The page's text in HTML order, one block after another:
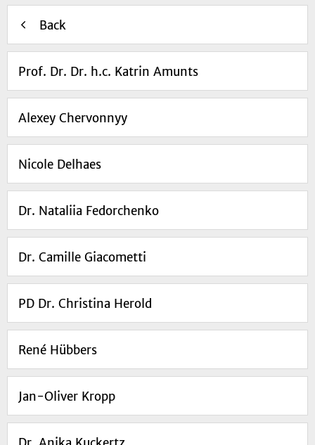
Back
Prof. Dr. Dr. h.c. Katrin Amunts
Alexey Chervonnyy
Nicole Delhaes
Dr. Nataliia Fedorchenko
Dr. Camille Giacometti
PD Dr. Christina Herold
René Hübbers
Jan-Oliver Kropp